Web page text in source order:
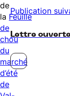
de
la Feuille
de
chou
du
marché
d’été
de
Publication
Lettre